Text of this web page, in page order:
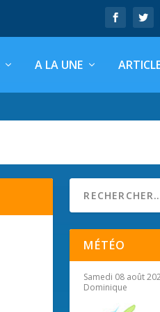
A LA UNE
MÉTÉO
Samedi 08 août
Dominique